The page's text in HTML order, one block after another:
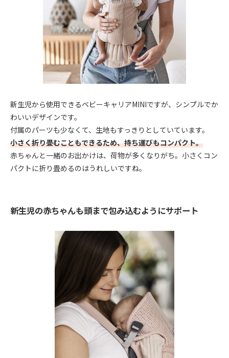
新生児から使用できるベビーキャリアMINIですが、シンプルでか
わいいデザインです。
付属のパーツも少なくて、生地もすっきりとしていています。
小さく折り畳むこともできるため、持ち運びもコンパクト。
赤ちゃんと一緒のお出かけは、荷物が多くなりがち。小さくコン
パクトに折り畳めるのはうれしいですね。
新生児の赤ちゃんも頭まで包み込むようにサポート